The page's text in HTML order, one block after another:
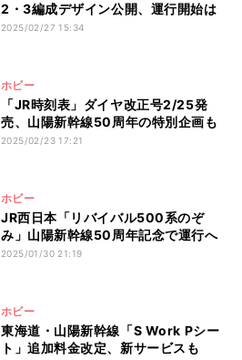
2・3編成デザイン公開、運行開始は
2025/02/27 15:34
ホビー
「JR時刻表」ダイヤ改正号2/25発
売、山陽新幹線50周年の特別企画も
2025/02/23 17:21
ホビー
JR西日本「リバイバル500系のぞ
み」山陽新幹線50周年記念で運行へ
2025/01/30 21:19
ホビー
東海道・山陽新幹線「S Work Pシー
ト」追加料金改定、新サービスも